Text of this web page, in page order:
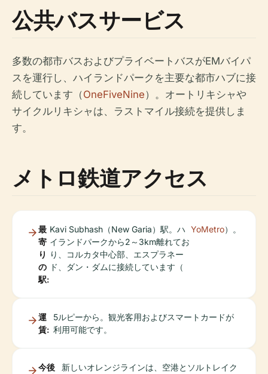
公共バスサービス
多数の都市バスおよびプライベートバスがEMバイパ
スを運行し、ハイランドパークを主要な都市ハブに接
続しています（OneFiveNine）。オートリキシャや
サイクルリキシャは、ラストマイル接続を提供しま
す。
メトロ鉄道アクセス
最
寄
り
の
駅:
Kavi Subhash（New Garia）駅。ハ
イランドパークから2～3km離れてお
り、コルカタ中心部、エスプラネー
ド、ダン・ダムに接続しています（
YoMetro）。
運
賃:
5ルピーから。観光客用およびスマートカードが
利用可能です。
今後
新しいオレンジラインは、空港とソルトレイク